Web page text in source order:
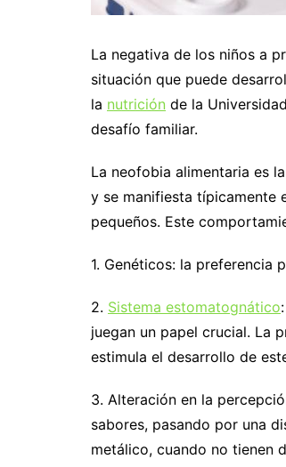
La negativa de los niños a
situación que puede
la nutrición de la
desafío familiar.
La neofobia alimentaria es
y se manifiesta típicamente
pequeños. Este
1. Genéticos: la preferencia
2. Sistema estomatognático
juegan un papel crucial. La
estimula el desarrollo de
3. Alteración en la
sabores, pasando por una
metálico, cuando no tienen